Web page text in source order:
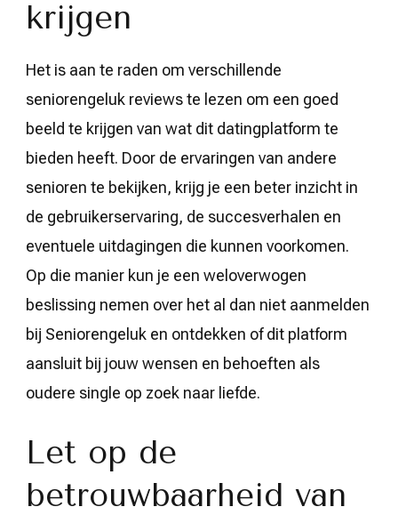
krijgen
Het is aan te raden om verschillende
seniorengeluk reviews te lezen om een goed
beeld te krijgen van wat dit datingplatform te
bieden heeft. Door de ervaringen van andere
senioren te bekijken, krijg je een beter inzicht in
de gebruikerservaring, de succesverhalen en
eventuele uitdagingen die kunnen voorkomen.
Op die manier kun je een weloverwogen
beslissing nemen over het al dan niet aanmelden
bij Seniorengeluk en ontdekken of dit platform
aansluit bij jouw wensen en behoeften als
oudere single op zoek naar liefde.
Let op de
betrouwbaarheid van